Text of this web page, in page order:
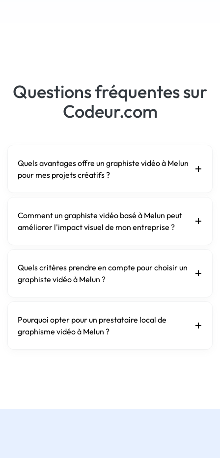
Questions fréquentes sur
Codeur.com
Quels avantages offre un graphiste vidéo à Melun
pour mes projets créatifs ?
Comment un graphiste vidéo basé à Melun peut
améliorer l'impact visuel de mon entreprise ?
Quels critères prendre en compte pour choisir un
graphiste vidéo à Melun ?
Pourquoi opter pour un prestataire local de
graphisme vidéo à Melun ?